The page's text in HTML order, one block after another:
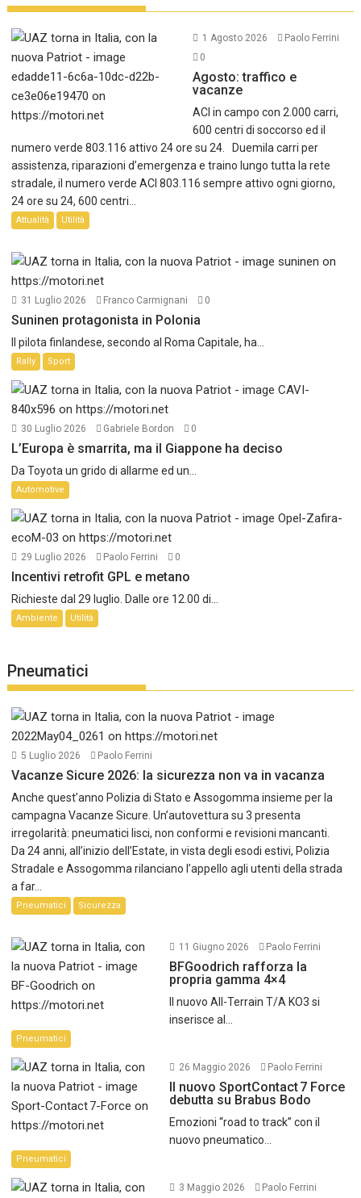
1 Agosto 2026
Paolo Ferrini
0
Agosto: traffico e
vacanze
ACI in campo con 2.000 carri,
600 centri di soccorso ed il
numero verde 803.116 attivo 24 ore su 24. Duemila carri per
assistenza, riparazioni d’emergenza e traino lungo tutta la rete
stradale, il numero verde ACI 803.116 sempre attivo ogni giorno,
24 ore su 24, 600 centri...
Attualità Utilità
31 Luglio 2026 Franco Carmignani 0
Suninen protagonista in Polonia
Il pilota finlandese, secondo al Roma Capitale, ha...
Rally Sport
30 Luglio 2026 Gabriele Bordon 0
L’Europa è smarrita, ma il Giappone ha deciso
Da Toyota un grido di allarme ed un...
Automotive
29 Luglio 2026 Paolo Ferrini 0
Incentivi retrofit GPL e metano
Richieste dal 29 luglio. Dalle ore 12.00 di...
Ambiente Utilità
Pneumatici
5 Luglio 2026 Paolo Ferrini
Vacanze Sicure 2026: la sicurezza non va in vacanza
Anche quest’anno Polizia di Stato e Assogomma insieme per la
campagna Vacanze Sicure. Un’autovettura su 3 presenta
irregolarità: pneumatici lisci, non conformi e revisioni mancanti.
Da 24 anni, all’inizio dell’Estate, in vista degli esodi estivi, Polizia
Stradale e Assogomma rilanciano l’appello agli utenti della strada
a far...
Pneumatici Sicurezza
11 Giugno 2026 Paolo Ferrini
BFGoodrich rafforza la
propria gamma 4×4
Il nuovo All-Terrain T/A KO3 si
inserisce al...
Pneumatici
26 Maggio 2026 Paolo Ferrini
Il nuovo SportContact 7 Force
debutta su Brabus Bodo
Emozioni “road to track” con il
nuovo pneumatico...
Pneumatici
3 Maggio 2026 Paolo Ferrini